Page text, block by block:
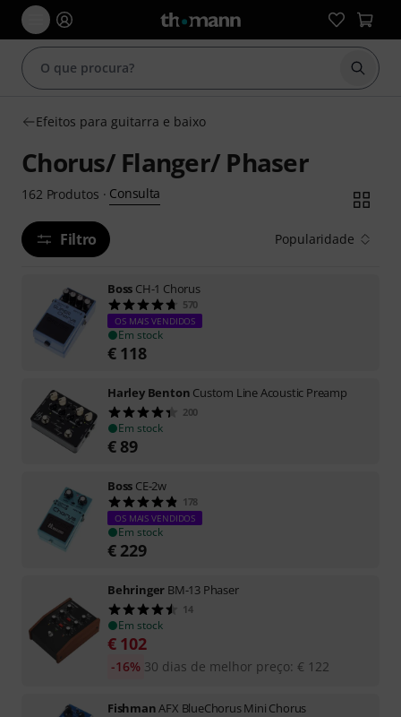
Iniciar
Efeitos para guitarra e baixo
Chorus/ Flanger/ Phaser
162 Produtos · Consulta
Filtro Popularidade
Boss CH-1 Chorus
570
OS MAIS VENDIDOS
Em stock
€ 118
Harley Benton Custom Line Acoustic Preamp
200
Em stock
€ 89
Boss CE-2w
178
OS MAIS VENDIDOS
Em stock
€ 229
Behringer BM-13 Phaser
14
Em stock
€ 102
30 dias de melhor preço: € 122
-16%
FishmanAFX BlueChorus Mini Chorus